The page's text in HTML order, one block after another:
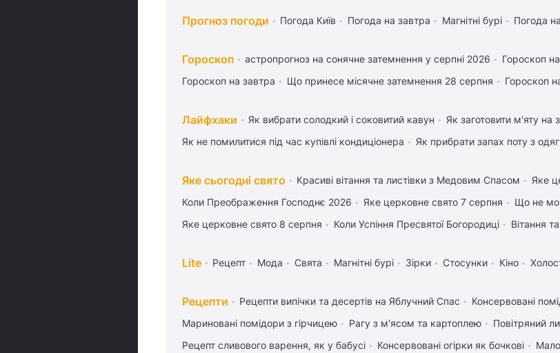
Прогноз погоди Погода Київ Погода на завтра Магнітні бурі Погода
Гороскоп астропрогноз на сонячне затемнення у серпні 2026 Гороскоп
Гороскоп на завтра
Що принесе місячне затемнення 28 серпня Гороскоп
Лайфхаки Як вибрати солодкий і соковитий кавун
Як заготовити м'яту на
Як не помилитися під час купівлі кондиціонера
Як прибрати запах поту з
Яке сьогодні свято Красиві вітання та листівки з Медовим Спасом Яке
Коли Преображення Господнє 2026
Яке церковне свято 7 серпня
Що не
Яке церковне свято 8 серпня
Коли Успіння Пресвятої Богородиці Вітання
Lite Рецепт Мода Свята Магнітні бурі Зірки Стосунки Кіно
Рецепти Рецепти випічки та десертів на Яблучний Спас Консервовані
Мариновані помідори з гірчицею
Рагу з м'ясом та картоплею Повітряний
Рецепт сливового варення, як у бабусі
Консервовані огірки як бочкові